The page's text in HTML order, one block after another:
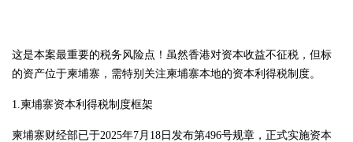
这是本案最重要的税务风险点！虽然香港对资本收益不征税，但标
的资产位于柬埔寨，需特别关注柬埔寨本地的资本利得税制度。
1.柬埔寨资本利得税制度框架
柬埔寨财经部已于2025年7月18日发布第496号规章，正式实施资本